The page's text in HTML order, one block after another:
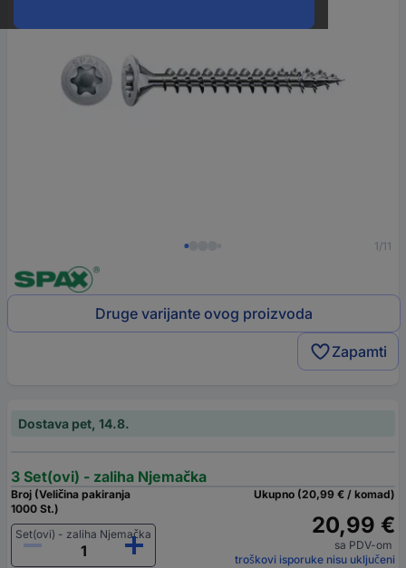
1/11
Druge varijante ovog proizvoda
Zapamti
Dostava pet, 14.8.
3 Set(ovi) - zaliha Njemačka
Broj (Veličina pakiranja
1000 St.)
Set(ovi) - zaliha Njemačka
Ukupno (20,99 € / komad)
20,99 €
sa PDV-om
troškovi isporuke nisu uključeni